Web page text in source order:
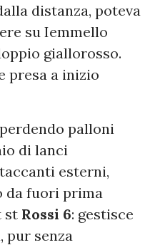
distanza, poteva
su Iemmello
giallorosso.
presa a inizio
palloni
di lanci
esterni,
da fuori prima
st Rossi 6: gestisce
pur senza